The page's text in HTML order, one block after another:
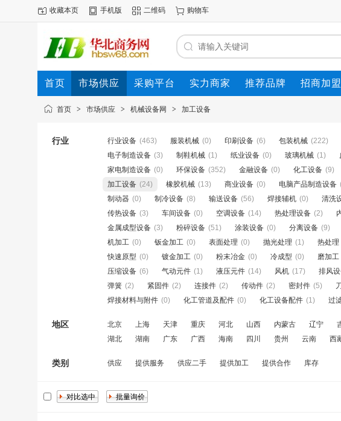
收藏本页 手机版 二维码 购物车
首页 市场供应 采购平台 实力商家 推荐品牌 招商加盟
首页 > 市场供应 > 机械设备网 > 加工设备
行业 行业设备 (463) 服装机械 (0) 印刷设备 (6) 包装机械 (222)
电子制造设备 (3) 制鞋机械 (1) 纸业设备 (0) 玻璃机械 (1)
家电制造设备 (0) 环保设备 (352) 金融设备 (0) 化工设备 (9)
加工设备 (24) 橡胶机械 (13) 商业设备 (0) 电脑产品制造设备
制动器 (0) 制冷设备 (8) 输送设备 (56) 焊接辅机 (0) 清洗
传热设备 (3) 车间设备 (0) 空调设备 (14) 热处理设备 (2)
金属成型设备 (3) 粉碎设备 (51) 涂装设备 (0) 分离设备 (9)
机加工 (0) 钣金加工 (0) 表面处理 (0) 抛光处理 (1) 热处理
快速原型 (0) 镀金加工 (0) 粉末冶金 (0) 冷成型 (0) 磨加工
压缩设备 (6) 气动元件 (1) 液压元件 (14) 风机 (17) 排风
弹簧 (2) 紧固件 (2) 连接件 (2) 传动件 (2) 密封件 (5)
焊接材料与附件 (0) 化工管道及配件 (0) 化工设备配件 (1) 过
地区 北京 上海 天津 重庆 河北 山西 内蒙古 辽宁
湖北
湖南 广东 广西 海南 四川 贵州 云南 西
类别 供应 提供服务 供应二手 提供加工 提供合作 库存